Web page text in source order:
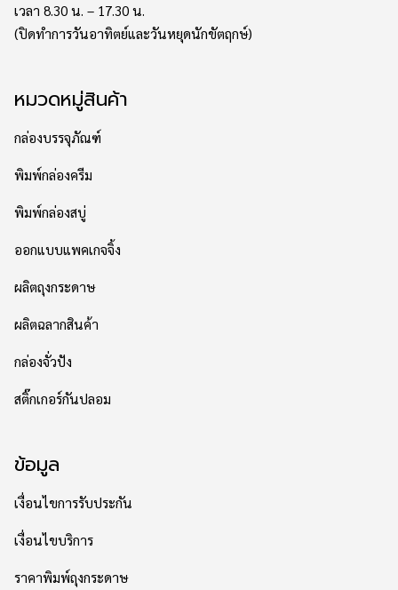
เวลา 8.30 น. – 17.30 น.
(ปิดทำการวันอาทิตย์และวันหยุดนักขัตฤกษ์)
หมวดหมู่สินค้า
กล่องบรรจุภัณฑ์
พิมพ์กล่องครีม
พิมพ์กล่องสบู่
ออกแบบแพคเกจจิ้ง
ผลิตถุงกระดาษ
ผลิตฉลากสินค้า
กล่องจั่วปัง
สติ๊กเกอร์กันปลอม
ข้อมูล
เงื่อนไขการรับประกัน
เงื่อนไขบริการ
ราคาพิมพ์ถุงกระดาษ